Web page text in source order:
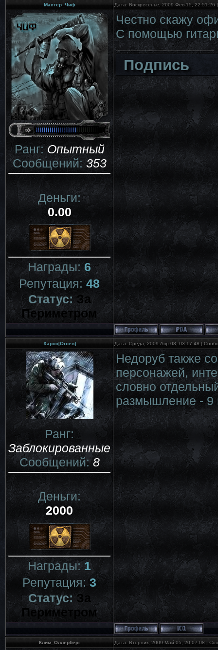
Мастер_Чиф Дата: Воскресенье, 2009-Фев-15,
Ранг:Опытный
Сообщений:353
Деньги:
0.00
Награды:6
Репутация:48
Статус:За
Периметром
Честно скажу
С помощью
Подпись
Харон[Огнев] Дата: Среда, 2009-Апр-08, 03:17:48 |
Ранг:
Заблокированные
Сообщений:8
Деньги:
2000
Награды:1
Репутация:3
Статус:За
Периметром
Недоруб также
персонажей,
словно
размышление - 9
Клим_Оллерберг Дата: Вторник, 2009-Май-05, 20:07:08 |